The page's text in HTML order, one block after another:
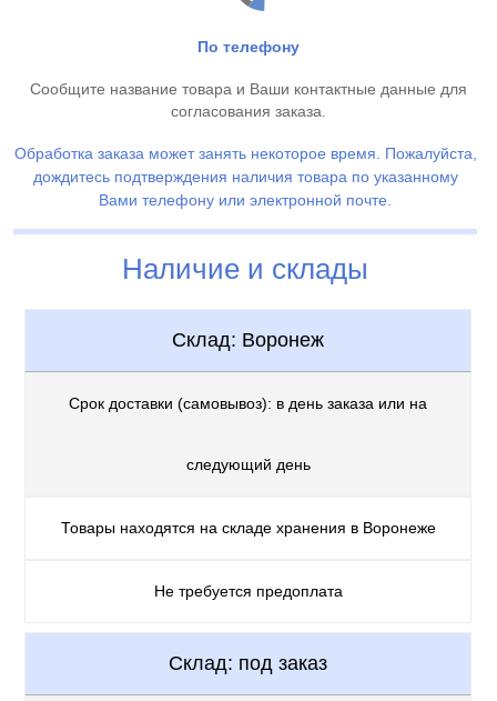
По телефону
Сообщите название товара и Ваши контактные данные для
согласования заказа.
Обработка заказа может занять некоторое время. Пожалуйста,
дождитесь подтверждения наличия товара по указанному
Вами телефону или электронной почте.
Наличие и склады
Склад: Воронеж
Срок доставки (самовывоз): в день заказа или на
следующий день
Товары находятся на складе хранения в Воронеже
Не требуется предоплата
Склад: под заказ